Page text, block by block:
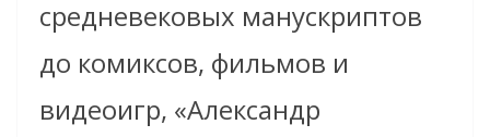
средневековых манускриптов
до комиксов, фильмов и
видеоигр, «Александр